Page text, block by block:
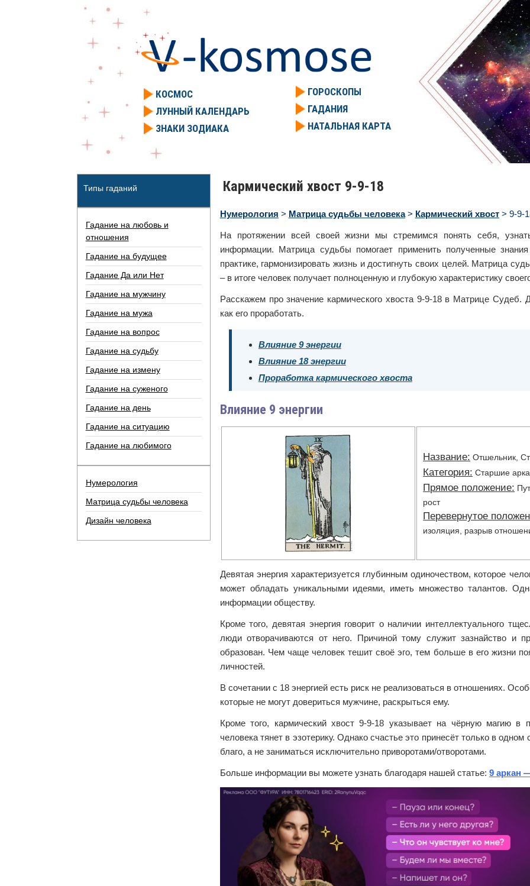
КОСМОС
ЛУННЫЙ КАЛЕНДАРЬ
ЗНАКИ ЗОДИАКА
ГОРОСКОПЫ
ГАДАНИЯ
НАТАЛЬНАЯ КАРТА
Кармический хвост 9-9-18
Нумерология > Матрица судьбы человека> Кармический хвост> 9-9-
На протяжении всей своей жизни мы стремимся понять себя,
информации. Матрица судьбы помогает применить полученные
практике, гармонизировать жизнь и достигнуть своих целей. Матрица
– в итоге человек получает полноценную и глубокую характеристику
Расскажем про значение кармического хвоста 9-9-18 в Матрице
как его проработать.
Влияние 9 энергии
Влияние 18 энергии
Проработка кармического хвоста
Влияние 9 энергии
Название: Отшельник,
Категория: Старшие
Прямое положение:
рост
Перевернутое
изоляция, разрыв
Девятая энергия характеризуется глубинным одиночеством, которое
может обладать уникальными идеями, иметь множество талантов.
информации обществу.
Кроме того, девятая энергия говорит о наличии интеллектуального
люди отворачиваются от него. Причиной тому служит зазнайство и
образован. Чем чаще человек тешит своё эго, тем больше в его жизни
личностей.
В сочетании с 18 энергией есть риск не реализоваться в отношениях.
которые не могут довериться мужчине, раскрыться ему.
Кроме того, кармический хвост 9-9-18 указывает на чёрную магию
человека тянет в эзотерику. Однако счастье это принесёт только в
благо, а не заниматься исключительно приворотами/отворотами.
Больше информации вы можете узнать благодаря нашей статье: 9 аркан
Типы гаданий
Гадание на любовь и
отношения
Гадание на будущее
Гадание Да или Нет
Гадание на мужчину
Гадание на мужа
Гадание на вопрос
Гадание на судьбу
Гадание на измену
Гадание на суженого
Гадание на день
Гадание на ситуацию
Гадание на любимого
Нумерология
Матрица судьбы человека
Дизайн человека